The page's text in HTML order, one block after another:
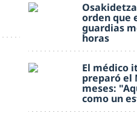
orden que
guardias
horas
El médico
preparó el
meses:
como un